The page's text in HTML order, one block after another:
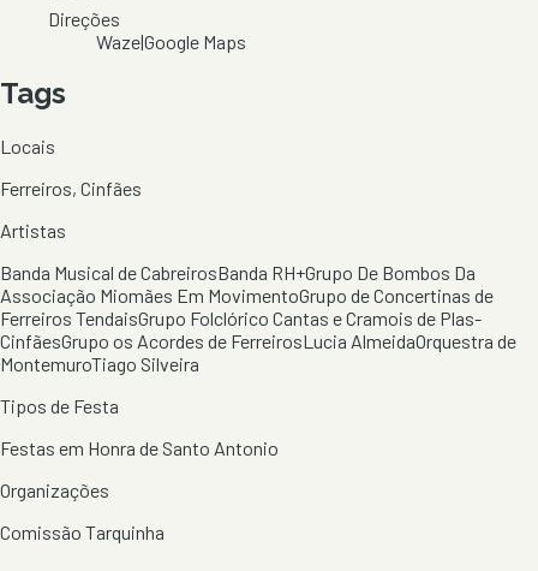
Direções
Waze|Google Maps
Tags
Locais
Ferreiros, Cinfães
Artistas
Banda Musical de CabreirosBanda RH+Grupo De Bombos Da
Associação Miomães Em MovimentoGrupo de Concertinas de
Ferreiros TendaisGrupo Folclórico Cantas e Cramois de Plas-
CinfãesGrupo os Acordes de FerreirosLucia AlmeidaOrquestra de
MontemuroTiago Silveira
Tipos de Festa
Festas em Honra de Santo Antonio
Organizações
Comissão Tarquinha